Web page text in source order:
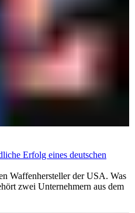
Erfolg eines deutschen
Waffenhersteller der USA. Was
zwei Unternehmern aus dem